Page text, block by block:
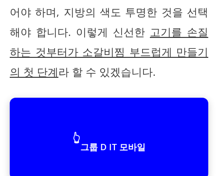
어야 하며, 지방의 색도 투명한 것을 선택
해야 합니다. 이렇게 신선한 고기를 손질
하는 것부터가 소갈비찜 부드럽게 만들기
의 첫 단계라 할 수 있겠습니다.
👆
그룹 D IT 모바일